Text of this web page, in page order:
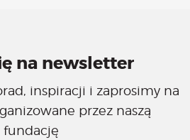
na newsletter
inspiracji i zaprosimy na
przez naszą
fundację